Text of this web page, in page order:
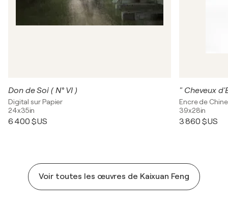
Don de Soi ( N° VI )
Digital sur Papier
24x35in
6 400 $US
" Cheveux
Encre de
39x28in
3 860 $US
Voir toutes les œuvres de Kaixuan Feng